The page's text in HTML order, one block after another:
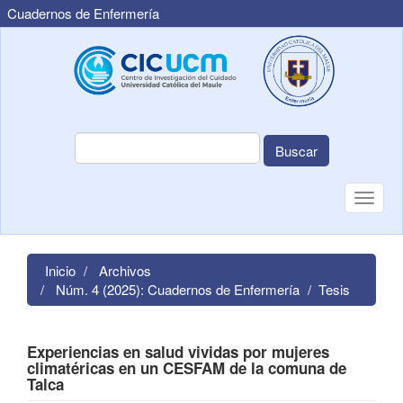
Cuadernos de Enfermería
principal
Contenido
principal
Buscar
Toggle
Inicio
Archivos
Núm. 4 (2025): Cuadernos de Enfermería
Tesis
Experiencias en salud vividas por mujeres
climatéricas en un CESFAM de la comuna de
Talca